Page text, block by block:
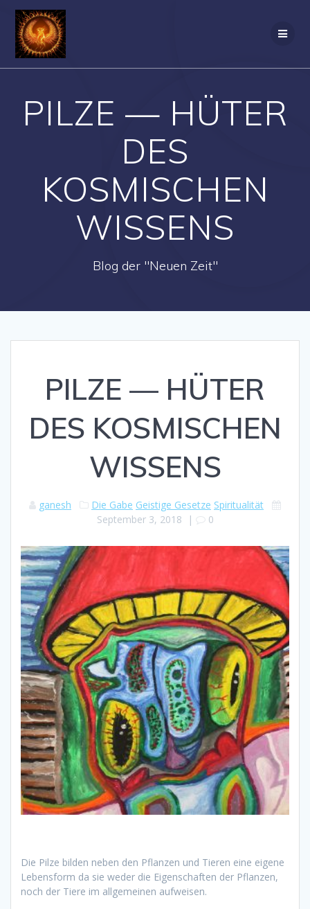
PILZE — HÜTER
DES
KOSMISCHEN
WISSENS
Blog der "Neuen Zeit"
PILZE — HÜTER
DES KOSMISCHEN
WISSENS
ganesh Die Gabe Geistige Gesetze Spiritualität
September 3, 2018 | 0
Die Pilze bilden neben den Pflanzen und Tieren eine eigene
Lebensform da sie weder die Eigenschaften der Pflanzen,
noch der Tiere im allgemeinen aufweisen.